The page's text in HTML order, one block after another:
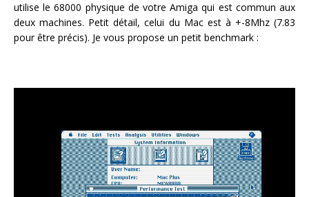
utilise le 68000 physique de votre Amiga qui est commun aux
deux machines. Petit détail, celui du Mac est à +-8Mhz (7.83
pour être précis). Je vous propose un petit benchmark :